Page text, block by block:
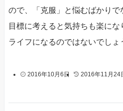
ので、「克服」と悩むばかり
目標に考えると気持ちも楽に
ライフになるのではないでしょ
2016年10月6日 2016年11月24